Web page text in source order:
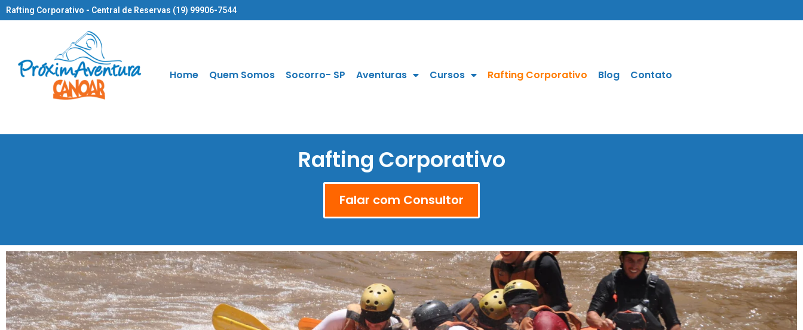
Rafting Corporativo - Central de Reservas (19) 99906-7544
Home Quem Somos Socorro- SP Aventuras Cursos Rafting Corporativo Blog Contato
Rafting Corporativo
Falar com Consultor